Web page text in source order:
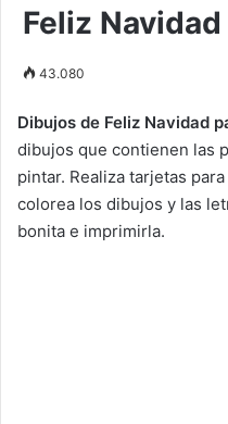
Feliz Navidad
43.080
Dibujos de Feliz Navidad
dibujos que contienen las
pintar. Realiza tarjetas
colorea los dibujos y las
bonita e imprimirla.